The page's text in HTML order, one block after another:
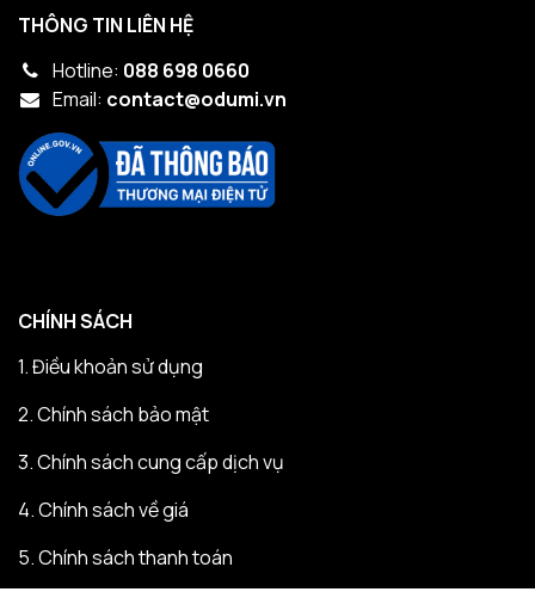
THÔNG TIN LIÊN HỆ
Hotline: 088 698 0660
Email: contact@odumi.vn
CHÍNH SÁCH
1.Điều khoản sử dụng
2.Chính sách bảo mật
3.Chính sách cung cấp dịch vụ
4.Chính sách về giá
5.Chính sách thanh toán